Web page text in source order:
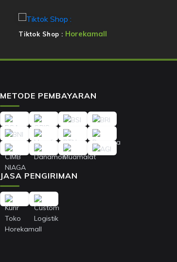
Tiktok Shop : Horekamall
METODE PEMBAYARAN
JASA PENGIRIMAN